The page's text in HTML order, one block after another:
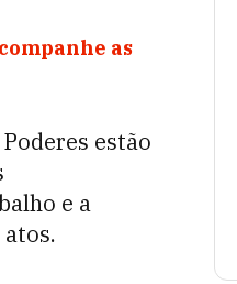
as
estão
e a